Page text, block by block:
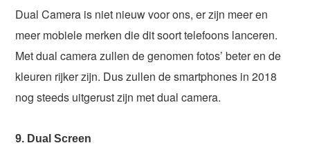
Dual Camera is niet nieuw voor ons, er zijn meer en
meer mobiele merken die dit soort telefoons lanceren.
Met dual camera zullen de genomen fotos’ beter en de
kleuren rijker zijn. Dus zullen de smartphones in 2018
nog steeds uitgerust zijn met dual camera.
9. Dual Screen